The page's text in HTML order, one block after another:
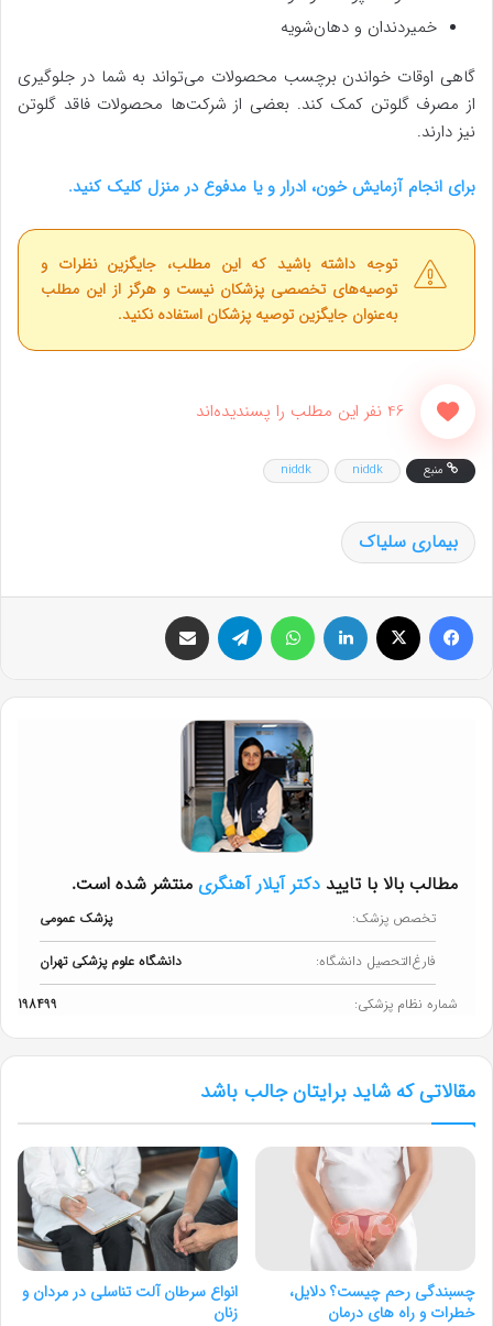
خمیردندان و دهان‌شویه
گاهی اوقات خواندن برچسب محصولات می‌تواند به شما در جلوگیری
از مصرف گلوتن کمک کند. بعضی از شرکت‌ها محصولات فاقد گلوتن
نیز دارند.
برای انجام آزمایش خون، ادرار و یا مدفوع در منزل کلیک کنید.
توجه داشته باشید که این مطلب، جایگزین نظرات و
توصیه‌های تخصصی پزشکان نیست و هرگز از این مطلب
به‌عنوان جایگزین توصیه پزشکان استفاده نکنید.
46 نفر این مطلب را پسندیده‌اند
منبع niddk
niddk
بیماری سلیاک
مطالب بالا با تایید دکتر آیلار آهنگری منتشر شده است.
تخصص پزشک: پزشک عمومی
فارغ‌التحصیل دانشگاه: دانشگاه علوم پزشکی تهران
شماره نظام پزشکی: 198499
مقالاتی که شاید برایتان جالب باشد
چسبندگی رحم چیست؟ دلایل،
خطرات و راه های درمان
انواع سرطان آلت تناسلی در مردان و
زنان